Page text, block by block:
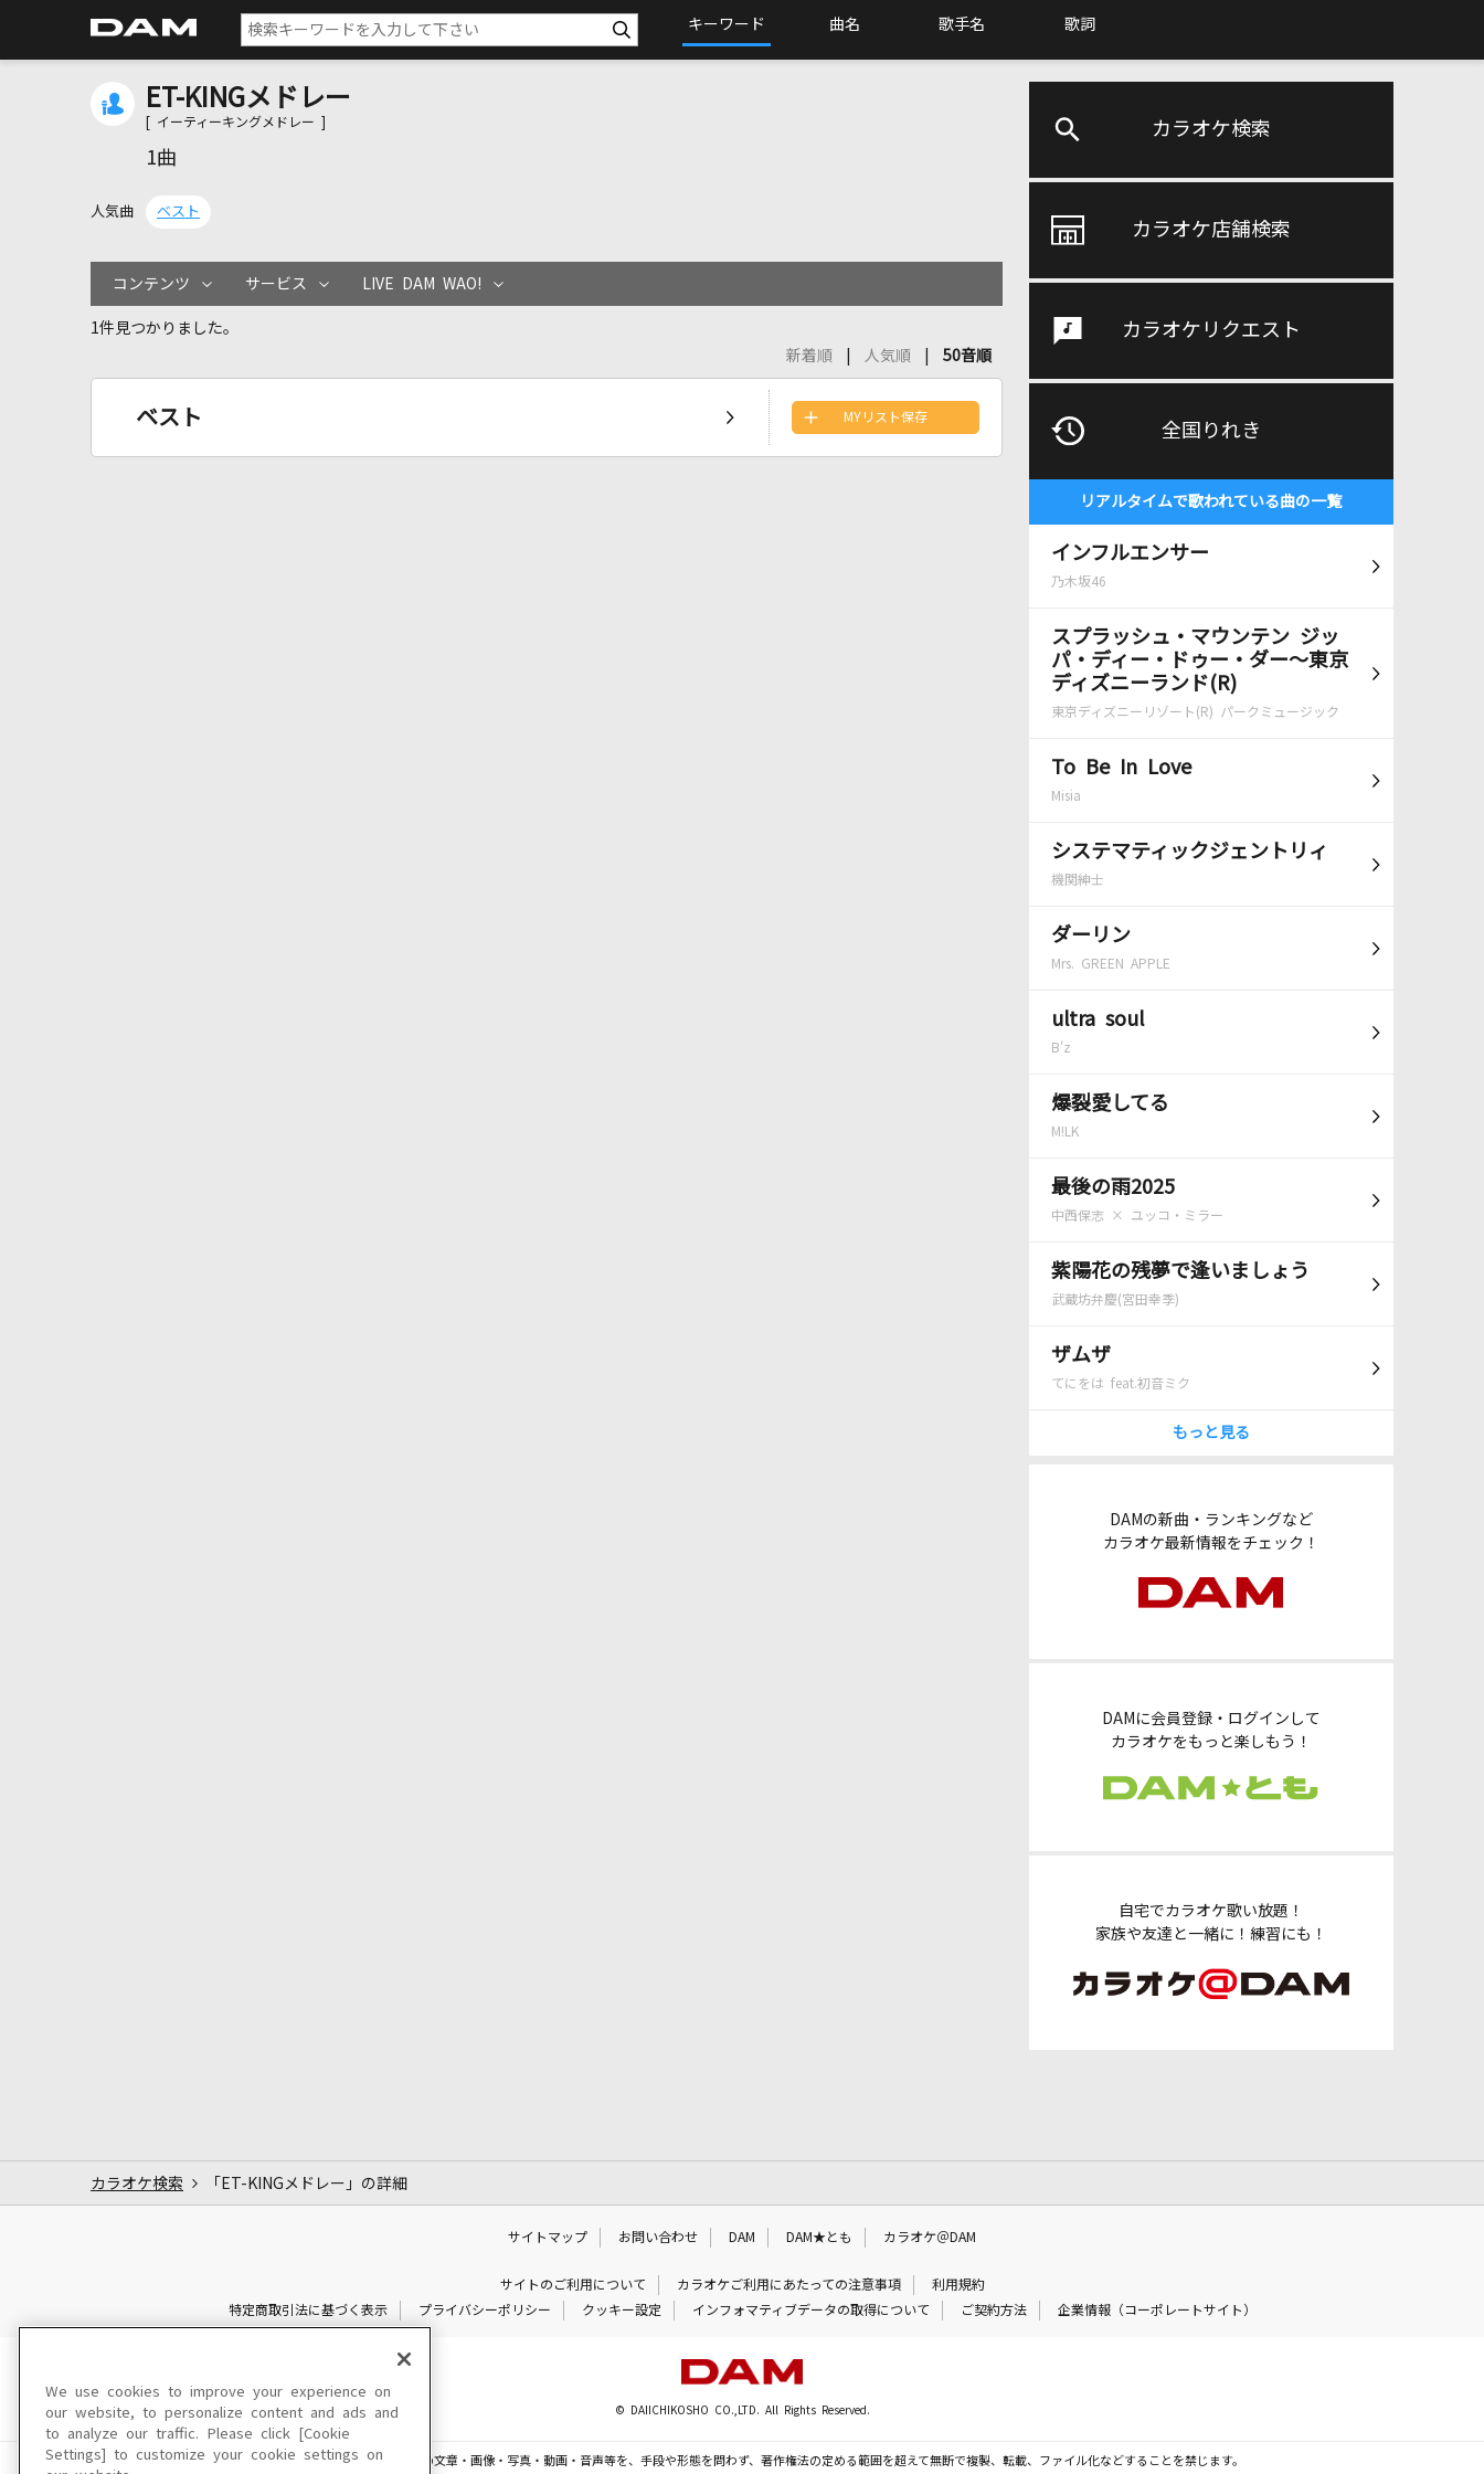
キーワード 曲名 歌手名 歌詞
カラオケ検索
カラオケ店舗検索
カラオケリクエスト
全国りれき
リアルタイムで歌われている曲の一覧
インフルエンサー
乃木坂46
スプラッシュ・マウンテン ジッ
パ・ディー・ドゥー・ダー～東京
ディズニーランド(R)
東京ディズニーリゾート(R) パークミュージック
To Be In Love
Misia
システマティックジェントリィ
機関紳士
ダーリン
Mrs. GREEN APPLE
ultra soul
B'z
爆裂愛してる
M!LK
最後の雨2025
中西保志 × ユッコ・ミラー
紫陽花の残夢で逢いましょう
武蔵坊弁慶(宮田幸季)
ザムザ
てにをは feat.初音ミク
もっと見る
DAMの新曲・ランキングなど
カラオケ最新情報をチェック！
DAMに会員登録・ログインして
カラオケをもっと楽しもう！
自宅でカラオケ歌い放題！
家族や友達と一緒に！練習にも！
ET-KINGメドレー
[ イーティーキングメドレー ]
1曲
人気曲 ベスト
コンテンツ サービス LIVE DAM WAO!
1件見つかりました。
新着順
人気順 50音順
ベスト MYリスト保存
カラオケ検索 「ET-KINGメドレー」の詳細
サイトマップ お問い合わせ DAM DAM★とも カラオケ＠DAM
サイトのご利用について カラオケご利用にあたっての注意事項
利用規約
特定商取引法に基づく表示
プライバシーポリシー クッキー設定 インフォマティブデータの取得について ご契約方法 企業情報（コーポレートサイト）
© DAIICHIKOSHO CO.,LTD. All Rights Reserved.
このサイトに掲載されている一切の文章・画像・写真・動画・音声等を、手段や形態を問わず、著作権法の定める範囲を超えて無断で複製、転載、ファイル化などすることを禁じます。
We use cookies to improve your experience on
our website, to personalize content and ads and
to analyze our traffic. Please click [Cookie
Settings] to customize your cookie settings on